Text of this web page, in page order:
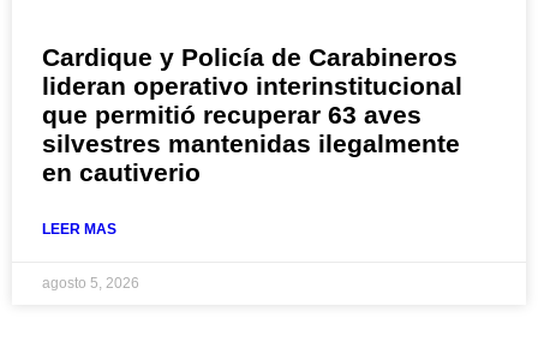
Cardique y Policía de Carabineros
lideran operativo interinstitucional
que permitió recuperar 63 aves
silvestres mantenidas ilegalmente
en cautiverio
LEER MAS
agosto 5, 2026